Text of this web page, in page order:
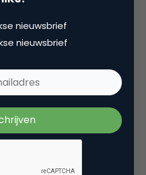
kennen
die bijna
verwierf met een
op middelbare
O'Leary, de CEO en
Zijn pleidooien voor
zijn moeilijk serieus
wél de boodschap
nieuwsbrief
nieuwsbrief